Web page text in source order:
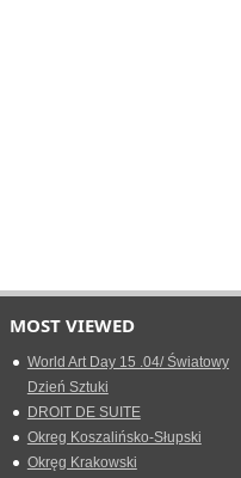
MOST VIEWED
World Art Day 15 .04/ Światowy
Dzień Sztuki
DROIT DE SUITE
Okreg Koszalińsko-Słupski
Okręg Krakowski